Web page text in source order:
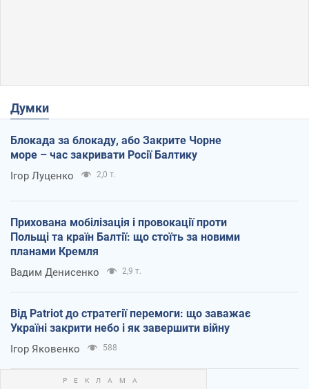
Думки
Блокада за блокаду, або Закрите Чорне
море – час закривати Росії Балтику
Ігор Луценко 2,0 т.
Прихована мобілізація і провокації проти
Польщі та країн Балтії: що стоїть за новими
планами Кремля
Вадим Денисенко 2,9 т.
Від Patriot до стратегії перемоги: що заважає
Україні закрити небо і як завершити війну
Ігор Яковенко 588